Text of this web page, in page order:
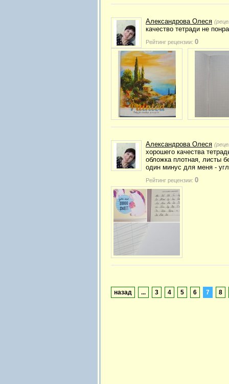
Александрова Олеся
качество тетради не
Рейтинг рецензии: 0
Александрова Олеся
хорошего качества
обложка плотная, листы
один минус для меня -
Рейтинг рецензии: 0
назад ... 3 4 5 6 7 8